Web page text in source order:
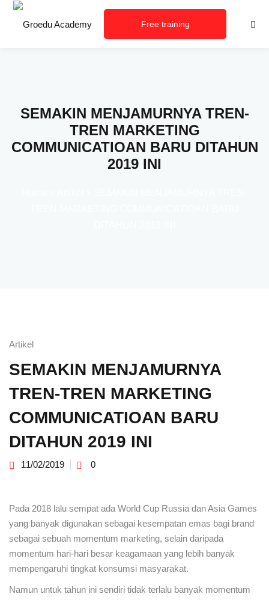
Free training
SEMAKIN MENJAMURNYA TREN-
TREN MARKETING
COMMUNICATIOAN BARU DITAHUN
2019 INI
Artikel
SEMAKIN MENJAMURNYA
TREN-TREN MARKETING
COMMUNICATIOAN BARU
DITAHUN 2019 INI
11/02/2019 0
Pada 2018 lalu sempat ada World Cup Russia dan Asia Games
yang banyak digunakan sebagai kesempatan emas bagi brand
sebagai sebuah momentum marketing, selain daripada
momentum hari-hari besar keagamaan yang lebih banyak
mempengaruhi tingkat konsumsi masyarakat.
Namun untuk tahun ini sendiri tidak terlalu banyak momentum